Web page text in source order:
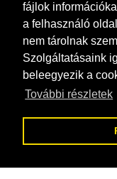
fájlok
a felhasználó
nem tárolnak
Szolgáltatásaink
beleegyezik a
További részletek
17
18
31
« jún